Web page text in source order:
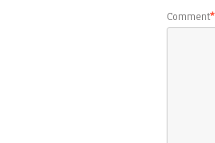
Comment*